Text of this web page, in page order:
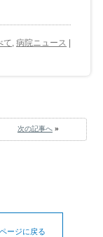
て,病院ニュース
次の記事へ»
ージに戻る